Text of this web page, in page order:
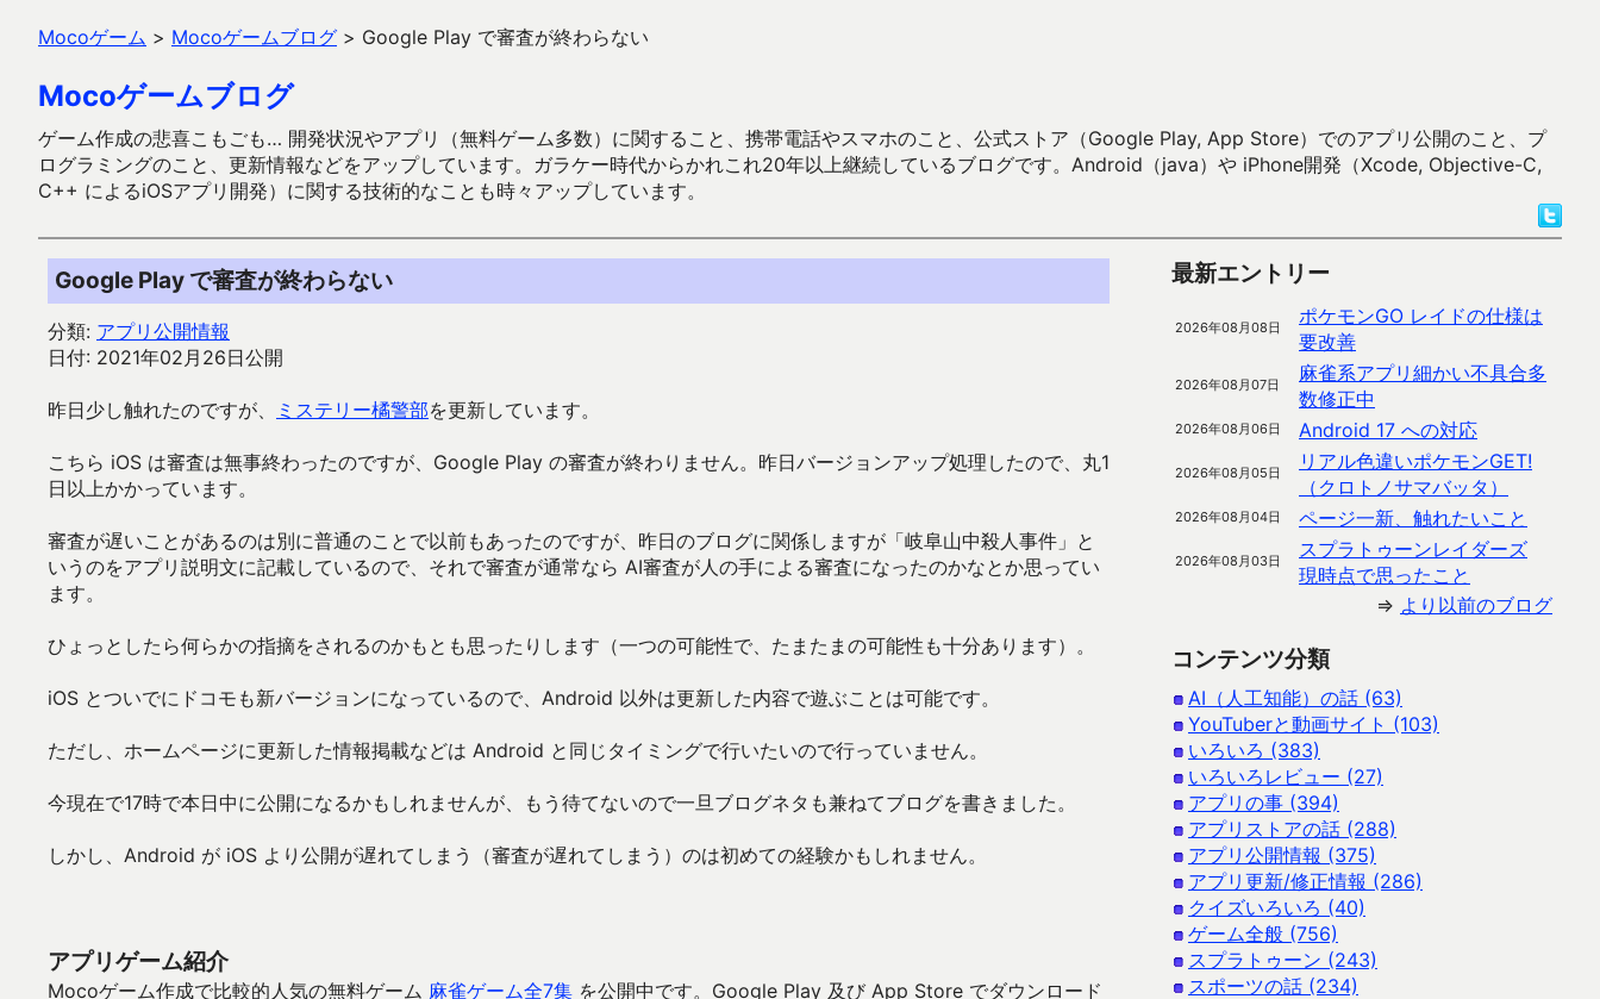
Mocoゲーム > Mocoゲームブログ > Google Play で審査が終わらない
Mocoゲームブログ
ゲーム作成の悲喜こもごも… 開発状況やアプリ（無料ゲーム多数）に関すること、携帯電話やスマホのこと、公式ストア（Google Play, App Store）でのアプリ公開のこと、プ
ログラミングのこと、更新情報などをアップしています。ガラケー時代からかれこれ20年以上継続しているブログです。Android（java）や iPhone開発（Xcode, Objective-C,
C++ によるiOSアプリ開発）に関する技術的なことも時々アップしています。
Google Play で審査が終わらない
分類: アプリ公開情報
日付: 2021年02月26日公開
昨日少し触れたのですが、 ミステリー橘警部を更新しています。
こちら iOS は審査は無事終わったのですが、Google Play の審査が終わりません。昨日バージョンアップ処理したので、丸1
日以上かかっています。
審査が遅いことがあるのは別に普通のことで以前もあったのですが、昨日のブログに関係しますが「岐阜山中殺人事件」と
いうのをアプリ説明文に記載しているので、それで審査が通常なら AI審査が人の手による審査になったのかなとか思ってい
ます。
ひょっとしたら何らかの指摘をされるのかもとも思ったりします（一つの可能性で、たまたまの可能性も十分あります）。
iOS とついでにドコモも新バージョンになっているので、Android 以外は更新した内容で遊ぶことは可能です。
ただし、ホームページに更新した情報掲載などは Android と同じタイミングで行いたいので行っていません。
今現在で17時で本日中に公開になるかもしれませんが、もう待てないので一旦ブログネタも兼ねてブログを書きました。
しかし、Android が iOS より公開が遅れてしまう（審査が遅れてしまう）のは初めての経験かもしれません。
アプリゲーム紹介
Mocoゲーム作成で比較的人気の無料ゲーム 麻雀ゲーム全7集 を公開中です。Google Play 及び App Store でダウンロード
最新エントリー
2026年08月08日
ポケモンGO レイドの仕様は
要改善
2026年08月07日
麻雀系アプリ細かい不具合多
数修正中
2026年08月06日 Android 17 への対応
2026年08月05日
リアル色違いポケモンGET!
（クロトノサマバッタ）
2026年08月04日 ページ一新、触れたいこと
2026年08月03日
スプラトゥーンレイダーズ
現時点で思ったこと
⇒ より以前のブログ
コンテンツ分類
AI（人工知能）の話 (63)
YouTuberと動画サイト (103)
いろいろ (383)
いろいろレビュー (27)
アプリの事 (394)
アプリストアの話 (288)
アプリ公開情報 (375)
アプリ更新/修正情報 (286)
クイズいろいろ (40)
ゲーム全般 (756)
スプラトゥーン (243)
スポーツの話 (234)